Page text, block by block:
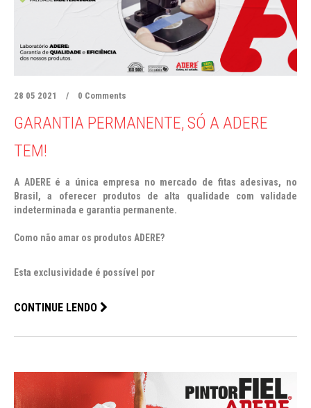
28 05 2021 / 0 Comments
GARANTIA PERMANENTE, SÓ A ADERE
TEM!
A ADEREé a única empresa no mercado de fitas adesivas, no
Brasil, a oferecer produtos de alta qualidade com validade
indeterminada e garantia permanente.
Como não amar os produtos ADERE?
Esta exclusividade é possível por
CONTINUE LENDO